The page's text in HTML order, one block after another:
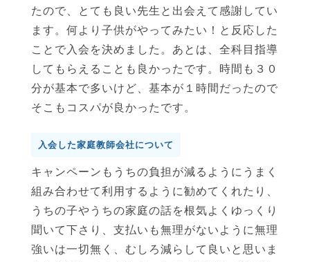
たので、とても良い先生と出会えて感謝してい
ます。何より子供がやってみたい！と反応した
ことで入会を決めました。あとは、全科目指導
してもらえることも良かったです。時間も３０
分が基本で多いけど、基本が１時間だったので
そこもコスパが良かったです。
入会した家庭教師会社について
キャンペーンもうちの負担が減るようにうまく
組み合わせて利用するように勧めてくれたり、
うちの子やうちの家庭の話を根気よくゆっくり
聞いて下さり、支払いも無理がないように無理
強いは一切無く、むしろ減らして良いと思いま